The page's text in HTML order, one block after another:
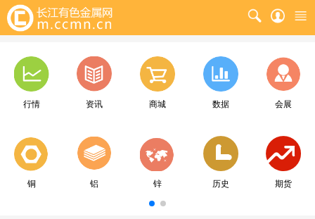
行情 资讯 商城 数据 会展
铜 铝 锌 历史 期货